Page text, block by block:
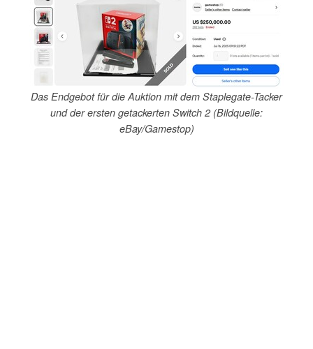
Das Endgebot für die Auktion mit dem Staplegate-Tacker
und der ersten getackerten Switch 2 (Bildquelle:
eBay/Gamestop)